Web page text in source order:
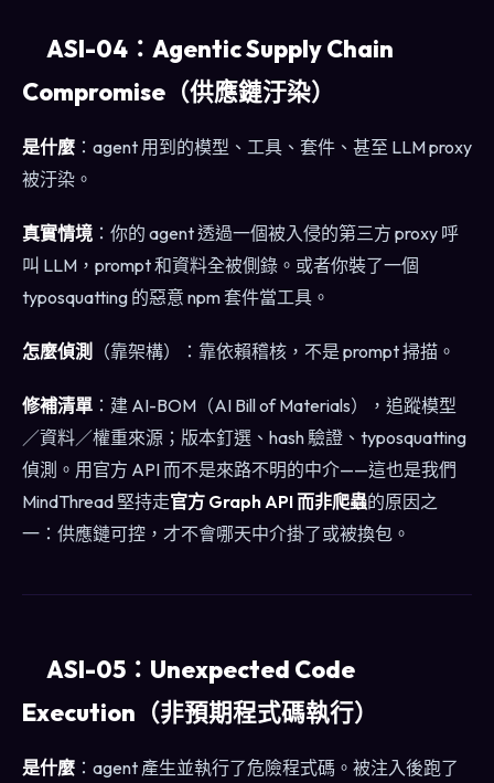
ASI-04：Agentic Supply Chain
Compromise（供應鏈汙染）
是什麼 ：agent 用到的模型、工具、套件、甚至 LLM proxy
被汙染。
真實情境 ：你的 agent 透過一個被入侵的第三方 proxy 呼
叫 LLM，prompt 和資料全被側錄。或者你裝了一個
typosquatting 的惡意 npm 套件當工具。
怎麼偵測 （靠架構）：靠依賴稽核，不是 prompt 掃描。
修補清單 ：建 AI-BOM（AI Bill of Materials），追蹤模型
／資料／權重來源；版本釘選、hash 驗證、typosquatting
偵測。用官方 API 而不是來路不明的中介——這也是我們
MindThread 堅持走官方 Graph API 而非爬蟲的原因之
一：供應鏈可控，才不會哪天中介掛了或被換包。
ASI-05：Unexpected Code
Execution（非預期程式碼執行）
是什麼 ：agent 產生並執行了危險程式碼。被注入後跑了